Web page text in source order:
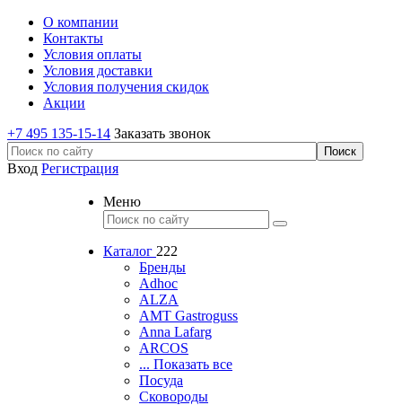
О компании
Контакты
Условия оплаты
Условия доставки
Условия получения скидок
Акции
+7 495 135-15-14 Заказать звонок
Вход Регистрация
Меню
Каталог 222
Бренды
Adhoc
ALZA
AMT Gastroguss
Anna Lafarg
ARCOS
... Показать все
Посуда
Сковороды